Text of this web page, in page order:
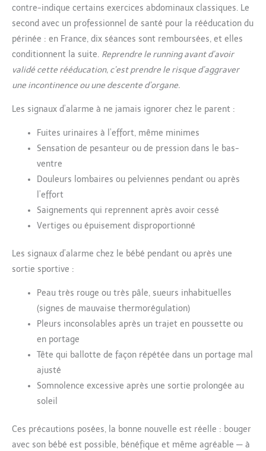
contre-indique certains exercices abdominaux classiques. Le
second avec un professionnel de santé pour la rééducation du
périnée : en France, dix séances sont remboursées, et elles
conditionnent la suite. Reprendre le running avant d’avoir
validé cette rééducation, c’est prendre le risque d’aggraver
une incontinence ou une descente d’organe.
Les signaux d’alarme à ne jamais ignorer chez le parent :
Fuites urinaires à l’effort, même minimes
Sensation de pesanteur ou de pression dans le bas-
ventre
Douleurs lombaires ou pelviennes pendant ou après
l’effort
Saignements qui reprennent après avoir cessé
Vertiges ou épuisement disproportionné
Les signaux d’alarme chez le bébé pendant ou après une
sortie sportive :
Peau très rouge ou très pâle, sueurs inhabituelles
(signes de mauvaise thermorégulation)
Pleurs inconsolables après un trajet en poussette ou
en portage
Tête qui ballotte de façon répétée dans un portage mal
ajusté
Somnolence excessive après une sortie prolongée au
soleil
Ces précautions posées, la bonne nouvelle est réelle : bouger
avec son bébé est possible, bénéfique et même agréable — à